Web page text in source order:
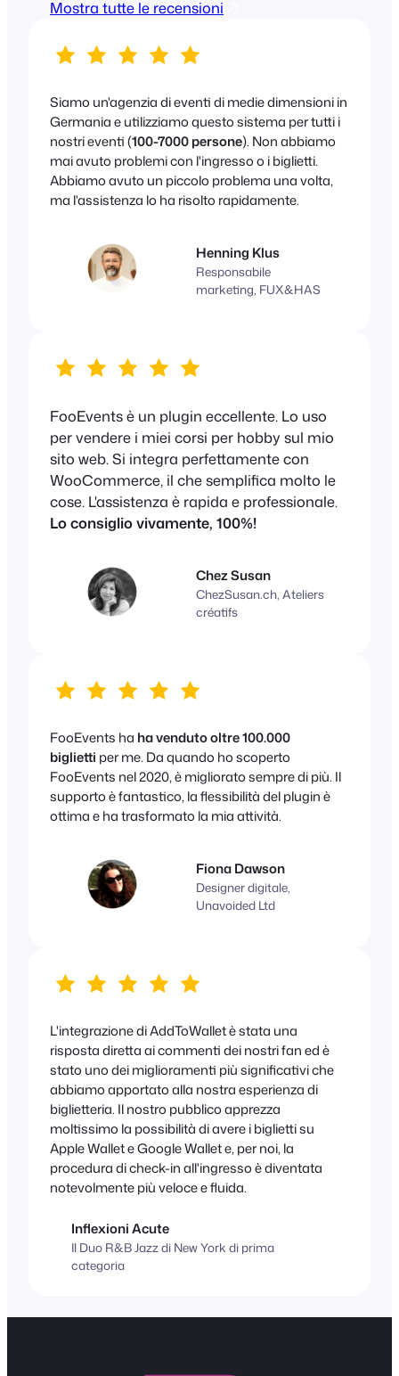
Mostra tutte le recensioni
Siamo un'agenzia di eventi di medie dimensioni in
Germania e utilizziamo questo sistema per tutti i
nostri eventi (100-7000 persone). Non abbiamo
mai avuto problemi con l'ingresso o i biglietti.
Abbiamo avuto un piccolo problema una volta,
ma l'assistenza lo ha risolto rapidamente.
Henning Klus
Responsabile
marketing, FUX&HAS
FooEvents è un plugin eccellente. Lo uso
per vendere i miei corsi per hobby sul mio
sito web. Si integra perfettamente con
WooCommerce, il che semplifica molto le
cose. L'assistenza è rapida e professionale.
Lo consiglio vivamente, 100%!
Chez Susan
ChezSusan.ch, Ateliers
créatifs
FooEvents ha ha venduto oltre 100.000
biglietti per me. Da quando ho scoperto
FooEvents nel 2020, è migliorato sempre di più. Il
supporto è fantastico, la flessibilità del plugin è
ottima e ha trasformato la mia attività.
Fiona Dawson
Designer digitale,
Unavoided Ltd
L'integrazione di AddToWallet è stata una
risposta diretta ai commenti dei nostri fan ed è
stato uno dei miglioramenti più significativi che
abbiamo apportato alla nostra esperienza di
biglietteria. Il nostro pubblico apprezza
moltissimo la possibilità di avere i biglietti su
Apple Wallet e Google Wallet e, per noi, la
procedura di check-in all'ingresso è diventata
notevolmente più veloce e fluida.
Inflexioni Acute
Il Duo R&B Jazz di New York di prima
categoria